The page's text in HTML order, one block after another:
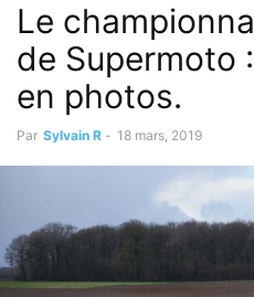
Le
de Supermoto
en photos.
Par Sylvain R - 18 mars, 2019